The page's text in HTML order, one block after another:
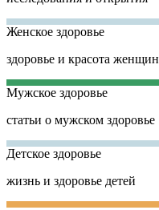
Женское здоровье
здоровье и красота женщин
Мужское здоровье
статьи о мужском здоровье
Детское здоровье
жизнь и здоровье детей